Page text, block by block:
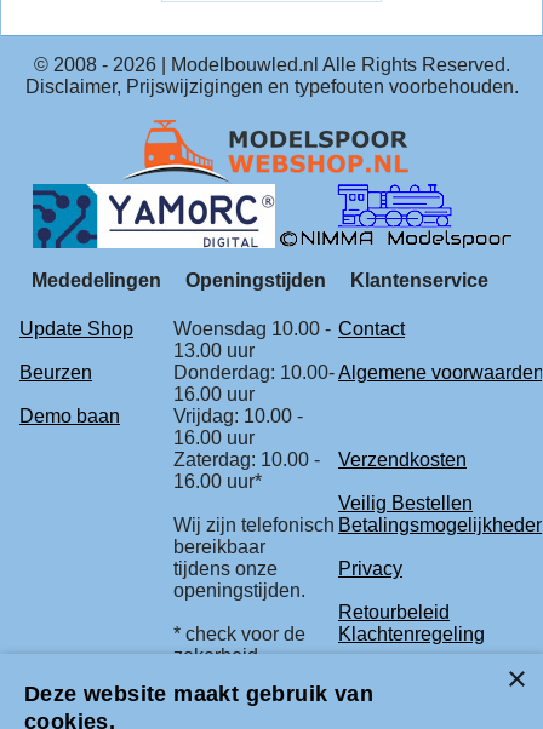
© 2008 - 2026| Modelbouwled.nl Alle Rights Reserved.
Disclaimer, Prijswijzigingen en typefouten voorbehouden.
Mededelingen Openingstijden Klantenservice
Update Shop
Woensdag 10.00 -
13.00 uur
Contact
Beurzen
Donderdag: 10.00-
16.00 uur
Algemene voorwaarden
Demo baan
Vrijdag: 10.00 -
16.00 uur
Zaterdag: 10.00 -
16.00 uur*
Verzendkosten
Veilig Bestellen
Wij zijn telefonisch
bereikbaar
tijdens onze
openingstijden.
Privacy
Retourbeleid
* check voor de
zekerheid
Klachtenregeling
agenda.
Deze website maakt gebruik van
cookies.